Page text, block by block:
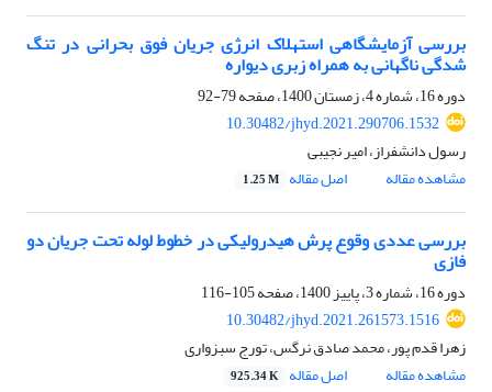
بررسی آزمایشگاهی استهلاک انرژی جریان فوق بحرانی در تنگ
شدگی ناگهانی به همراه زبری دیواره
دوره 16، شماره 4، زمستان 1400، صفحه
79-92
10.30482/jhyd.2021.290706.1532
رسول دانشفراز، امیر نجیبی
مشاهده مقاله
اصل مقاله 1.25 M
بررسی عددی وقوع پرش هیدرولیکی در خطوط لوله تحت جریان دو
فازی
دوره 16، شماره 3، پاییز 1400، صفحه
105-116
10.30482/jhyd.2021.261573.1516
زهرا قدم پور، محمد صادق نرگس، تورج سبزواری
مشاهده مقاله
اصل مقاله 925.34 K